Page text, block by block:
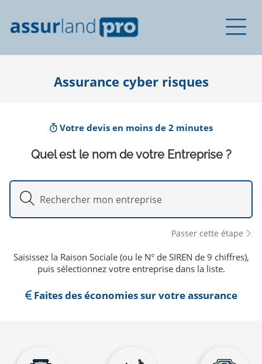
Assurance cyber risques
Votre devis en moins de 2 minutes
Quel est le nom de votre Entreprise ?
Passer cette étape
Saisissez la Raison Sociale (ou le N° de SIREN de 9 chiffres),
puis sélectionnez votre entreprise dans la liste.
Faites des économies sur votre assurance